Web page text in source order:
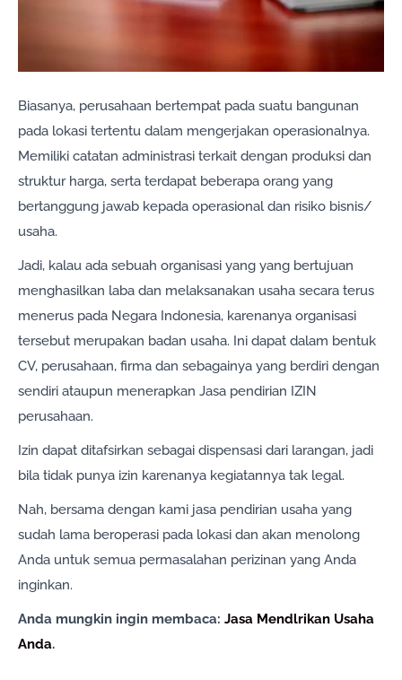
Biasanya, perusahaan bertempat pada suatu bangunan
pada lokasi tertentu dalam mengerjakan operasionalnya.
Memiliki catatan administrasi terkait dengan produksi dan
struktur harga, serta terdapat beberapa orang yang
bertanggung jawab kepada operasional dan risiko bisnis/
usaha.
Jadi, kalau ada sebuah organisasi yang yang bertujuan
menghasilkan laba dan melaksanakan usaha secara terus
menerus pada Negara Indonesia, karenanya organisasi
tersebut merupakan badan usaha. Ini dapat dalam bentuk
CV, perusahaan, firma dan sebagainya yang berdiri dengan
sendiri ataupun menerapkan Jasa pendirian IZIN
perusahaan.
Izin dapat ditafsirkan sebagai dispensasi dari larangan, jadi
bila tidak punya izin karenanya kegiatannya tak legal.
Nah, bersama dengan kami jasa pendirian usaha yang
sudah lama beroperasi pada lokasi dan akan menolong
Anda untuk semua permasalahan perizinan yang Anda
inginkan.
Anda mungkin ingin membaca: Jasa Mendlrikan Usaha
Anda.